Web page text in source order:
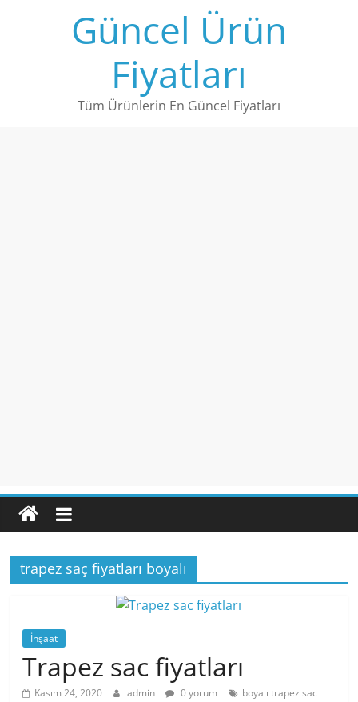
Güncel Ürün
Fiyatları
Tüm Ürünlerin En Güncel Fiyatları
trapez saç fiyatları boyalı
İnşaat
Trapez sac fiyatları
Kasım 24, 2020 admin 0 yorum
boyalı trapez sac